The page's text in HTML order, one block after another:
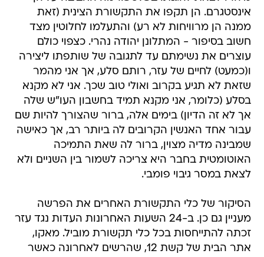
אינסטגרם. הן תקפו את התקשורת הצינית (זאת
ממנה הן מרוויחות לא רע) והתעלמו לחלוטין מצד
חשוב בסיפור - המתלונן יהודה נהרי. כצפוי כולם
עוצרים את נשימתם עד לתגובה של שותפתו ליצירה
ו(כמעט) לחיים של עזר, רותם סלע, אך אני מהמר
שזאת לא תגיע בקרוב ואולי טוב שכך. אני לא מקנא
בסלע (כלומר, אני מקנא תמיד בחשבון העו"ש שלה
אך לא זה הדיון) בימים אלה, ברור שהצורך להיות שם
עבור אחד האנשין הקרובים לה ביותר רב, אך כאישה
שמבינה מדיה מצוין, ברור לה שאת התמיכה
האוטומטית בחבר היא צריכה לשמור בין השניים ולא
לצאת במסר גיבוי פומבי.
הסיקור של כלי התקשורת האחרים את הפרשה
מעניין גם כן. ב-24 השעות האחרונות העדות נגד עזר
זכתה להתייחסות בכל כלי תקשורת מוביל. מאקו,
אתר הבית של קשת 12, שהרשים לאחרונה כאשר